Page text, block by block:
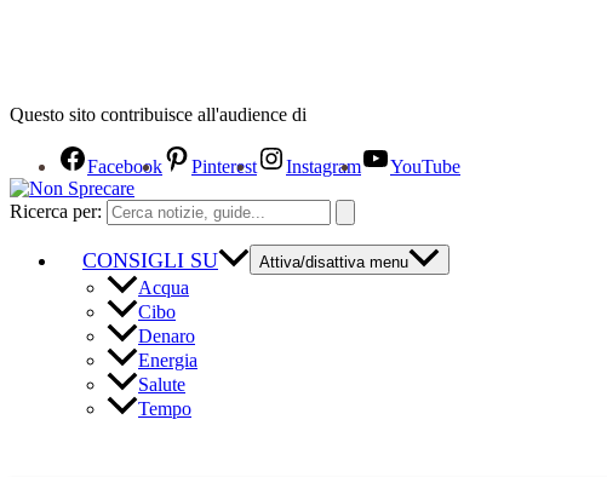
Questo sito contribuisce all'audience di
Facebook Pinterest Instagram YouTube
Ricerca per:
CONSIGLI SU Attiva/disattiva menu
Acqua
Cibo
Denaro
Energia
Salute
Tempo